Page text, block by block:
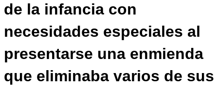
de la infancia con
necesidades especiales al
presentarse una enmienda
que eliminaba varios de sus